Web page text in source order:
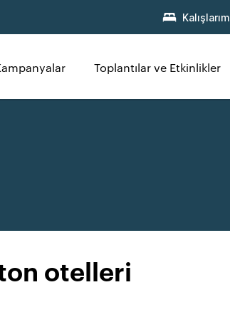
Kalışlarım
Toplantılar ve Etkinlikler
otelleri